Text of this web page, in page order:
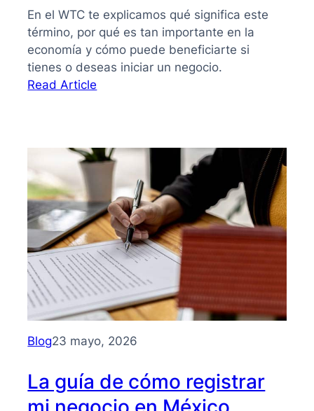
En el WTC te explicamos qué significa este
término, por qué es tan importante en la
economía y cómo puede beneficiarte si
tienes o deseas iniciar un negocio.
Read Article
Guía
clara
para
entender
su
importancia
y
beneficios
Blog23 mayo, 2026
La guía de cómo registrar